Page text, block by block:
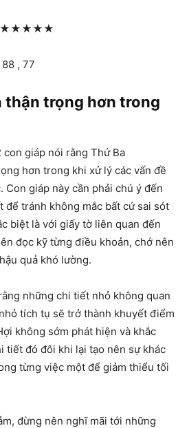
, 77
thận trọng hơn trong
con giáp nói rằng Thứ Ba
hơn trong khi xử lý các vấn đề
Con giáp này cần phải chú ý đến
để tránh không mắc bất cứ sai sót
biệt là với giấy tờ liên quan đến
đọc kỹ từng điều khoản, chớ nên
quả khó lường.
những chi tiết nhỏ không quan
tích tụ sẽ trở thành khuyết điểm
không sớm phát hiện và khắc
tiết đó đôi khi lại tạo nên sự khác
từng việc một để giảm thiểu tối
đừng nên nghĩ mãi tới những